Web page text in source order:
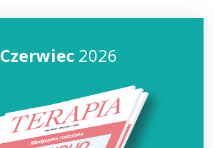
Czerwiec2026